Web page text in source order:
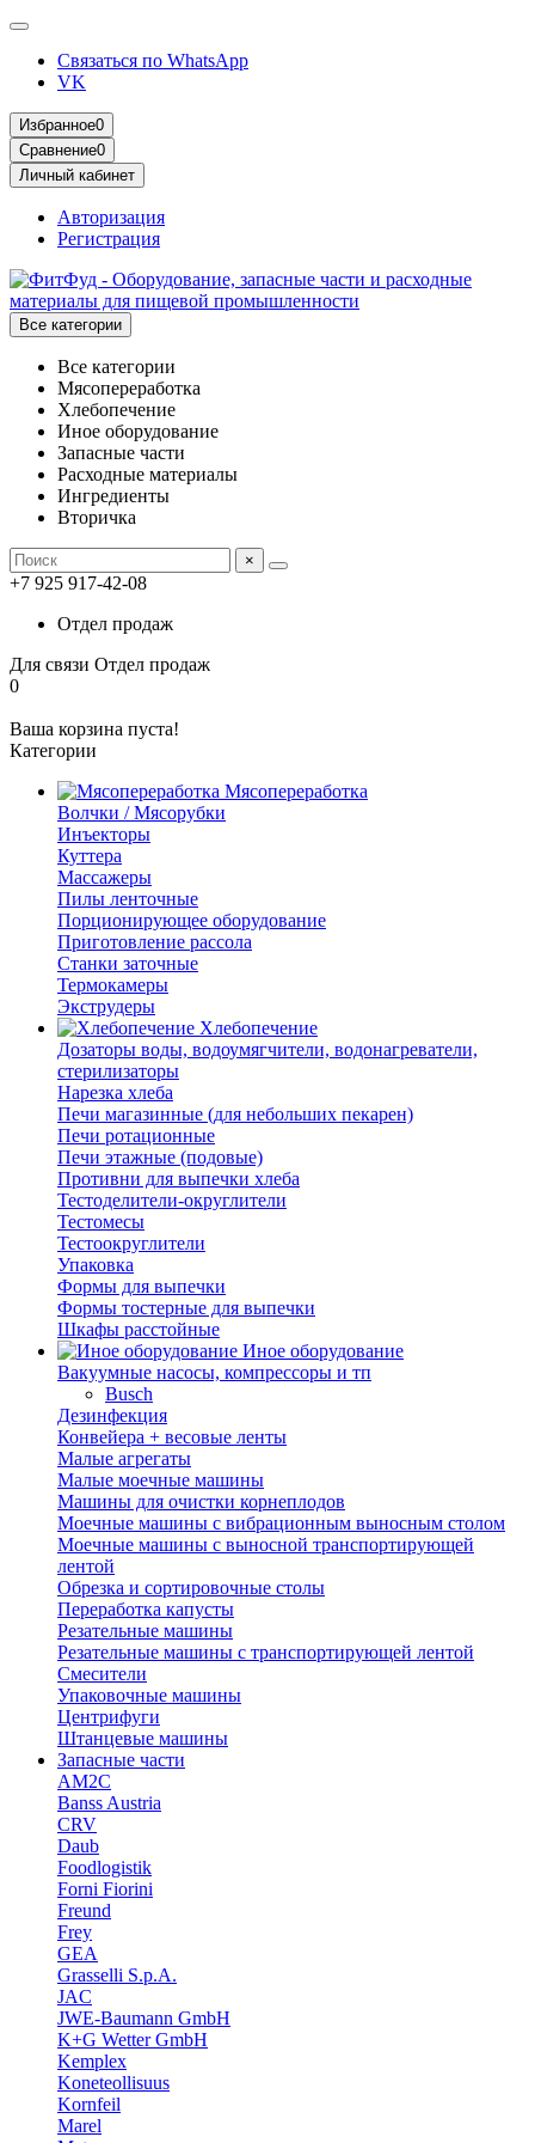
Связаться по WhatsApp
VK
Избранное0
Сравнение0
Личный кабинет
Авторизация
Регистрация
Все категории
Все категории
Мясопереработка
Хлебопечение
Иное оборудование
Запасные части
Расходные материалы
Ингредиенты
Вторичка
×
+7 925 917-42-08
Отдел продаж
Для связи Отдел продаж
0
Ваша корзина пуста!
Категории
Мясопереработка
Волчки / Мясорубки
Инъекторы
Куттера
Массажеры
Пилы ленточные
Порционирующее оборудование
Приготовление рассола
Станки заточные
Термокамеры
Экструдеры
Хлебопечение
Дозаторы воды, водоумягчители, водонагреватели,
стерилизаторы
Нарезка хлеба
Печи магазинные (для небольших пекарен)
Печи ротационные
Печи этажные (подовые)
Противни для выпечки хлеба
Тестоделители-округлители
Тестомесы
Тестоокруглители
Упаковка
Формы для выпечки
Формы тостерные для выпечки
Шкафы расстойные
Иное оборудование
Вакуумные насосы, компрессоры и тп
Busch
Дезинфекция
Конвейера + весовые ленты
Малые агрегаты
Малые моечные машины
Машины для очистки корнеплодов
Моечные машины с вибрационным выносным столом
Моечные машины с выносной транспортирующей
лентой
Обрезка и сортировочные столы
Переработка капусты
Резательные машины
Резательные машины с транспортирующей лентой
Смесители
Упаковочные машины
Центрифуги
Штанцевые машины
Запасные части
AM2C
Banss Austria
CRV
Daub
Foodlogistik
Forni Fiorini
Freund
Frey
GEA
Grasselli S.p.A.
JAC
JWE-Baumann GmbH
K+G Wetter GmbH
Kemplex
Koneteollisuus
Kornfeil
Marel